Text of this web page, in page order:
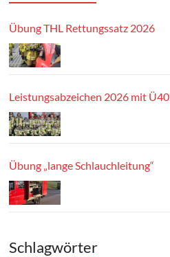
Übung THL Rettungssatz 2026
Leistungsabzeichen 2026 mit Ü40
Übung „lange Schlauchleitung“
Schlagwörter